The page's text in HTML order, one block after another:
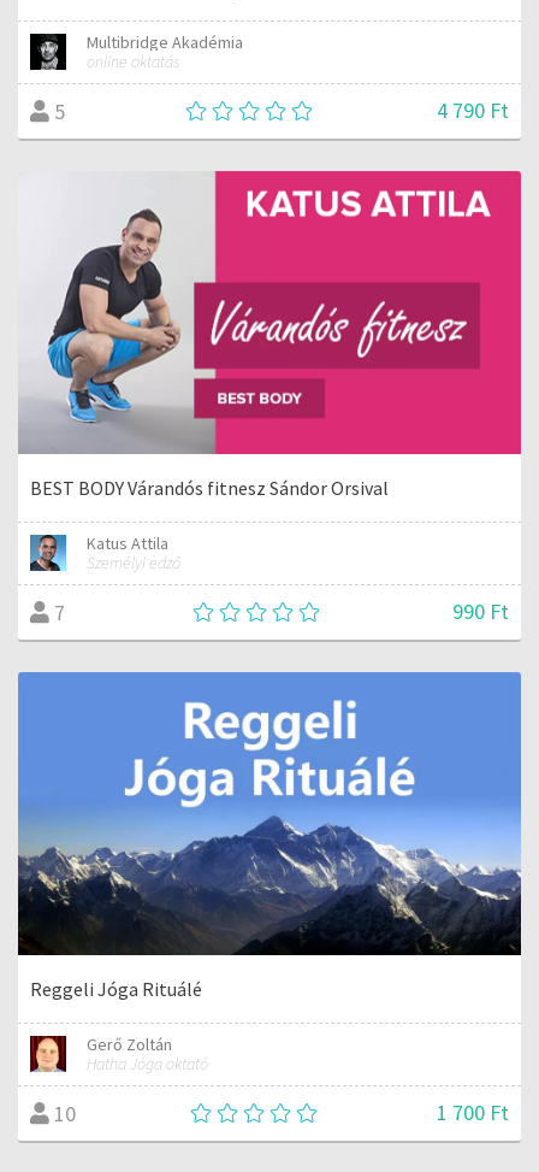
Multibridge Akadémia
online oktatás
5 4 790 Ft
BEST BODY Várandós fitnesz Sándor Orsival
Katus Attila
Személyi edző
7 990 Ft
Reggeli Jóga Rituálé
Gerő Zoltán
Hatha Jóga oktató
10 1 700 Ft